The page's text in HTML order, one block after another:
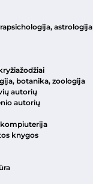
astrologija
botanika, zoologija
autorių
autorių
knygos